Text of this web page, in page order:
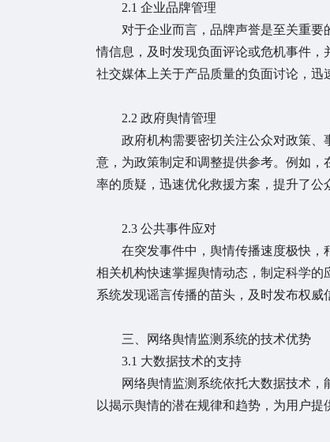
2.1 企业品牌管理
对于企业而言，品牌声誉是至关重要
情信息，及时发现负面评论或危机事件
社交媒体上关于产品质量的负面讨论，迅
2.2 政府舆情管理
政府机构需要密切关注公众对政策、
意，为政策制定和调整提供参考。例如
率的质疑，迅速优化救援方案，提升了公
2.3 公共事件应对
在突发事件中，舆情传播速度极快，
相关机构快速掌握舆情动态，制定科学
系统发现谣言传播的苗头，及时发布权威
三、网络舆情监测系统的技术优势
3.1 大数据技术的支持
网络舆情监测系统依托大数据技术，
以揭示舆情的潜在规律和趋势，为用户提